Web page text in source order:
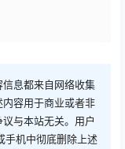
息都来自网络收集
容用于商业或者非
与本站无关。用户
手机中彻底删除上述